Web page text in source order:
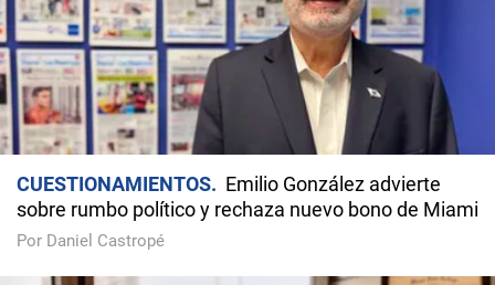
CUESTIONAMIENTOS
Emilio González advierte
sobre rumbo político y rechaza nuevo bono de Miami
Por Daniel Castropé